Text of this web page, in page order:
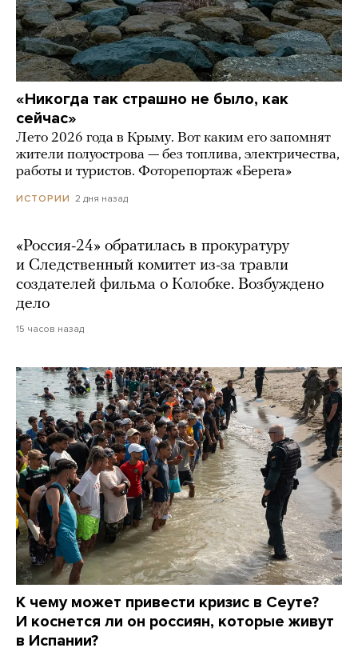
«Никогда так страшно не было, как
сейчас»
Лето 2026 года в Крыму. Вот каким его запомнят
жители полуострова — без топлива, электричества,
работы и туристов. Фоторепортаж «Берега»
ИСТОРИИ 2 дня назад
«Россия-24» обратилась в прокуратуру
и Следственный комитет из-за травли
создателей фильма о Колобке. Возбуждено
дело
15 часов назад
К чему может привести кризис в Сеуте?
И коснется ли он россиян, которые живут
в Испании?